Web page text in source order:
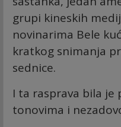
grupi kineskih
novinarima Bele
kratkog snimanja
sednice.
I ta rasprava bila je
tonovima i